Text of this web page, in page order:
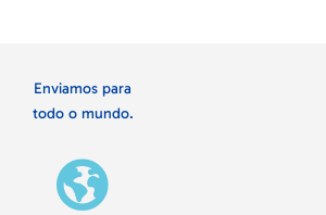
Enviamos para
todo o mundo.